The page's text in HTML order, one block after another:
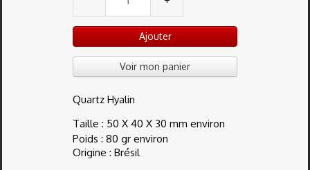
Ajouter
Voir mon panier
Quartz Hyalin
Taille : 50 X 40 X 30 mm environ
Poids : 80 gr environ
Origine : Brésil